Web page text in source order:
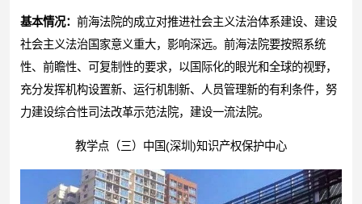
基本情况： 前海法院的成立对推进社会主义法治体系建设、建设
社会主义法治国家意义重大，影响深远。前海法院要按照系统
性、前瞻性、可复制性的要求，以国际化的眼光和全球的视野，
充分发挥机构设置新、运行机制新、人员管理新的有利条件，努
力建设综合性司法改革示范法院，建设一流法院。
教学点（三）中国(深圳)知识产权保护中心